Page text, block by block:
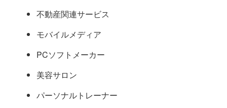
不動産関連サービス
モバイルメディア
PCソフトメーカー
美容サロン
パーソナルトレーナー